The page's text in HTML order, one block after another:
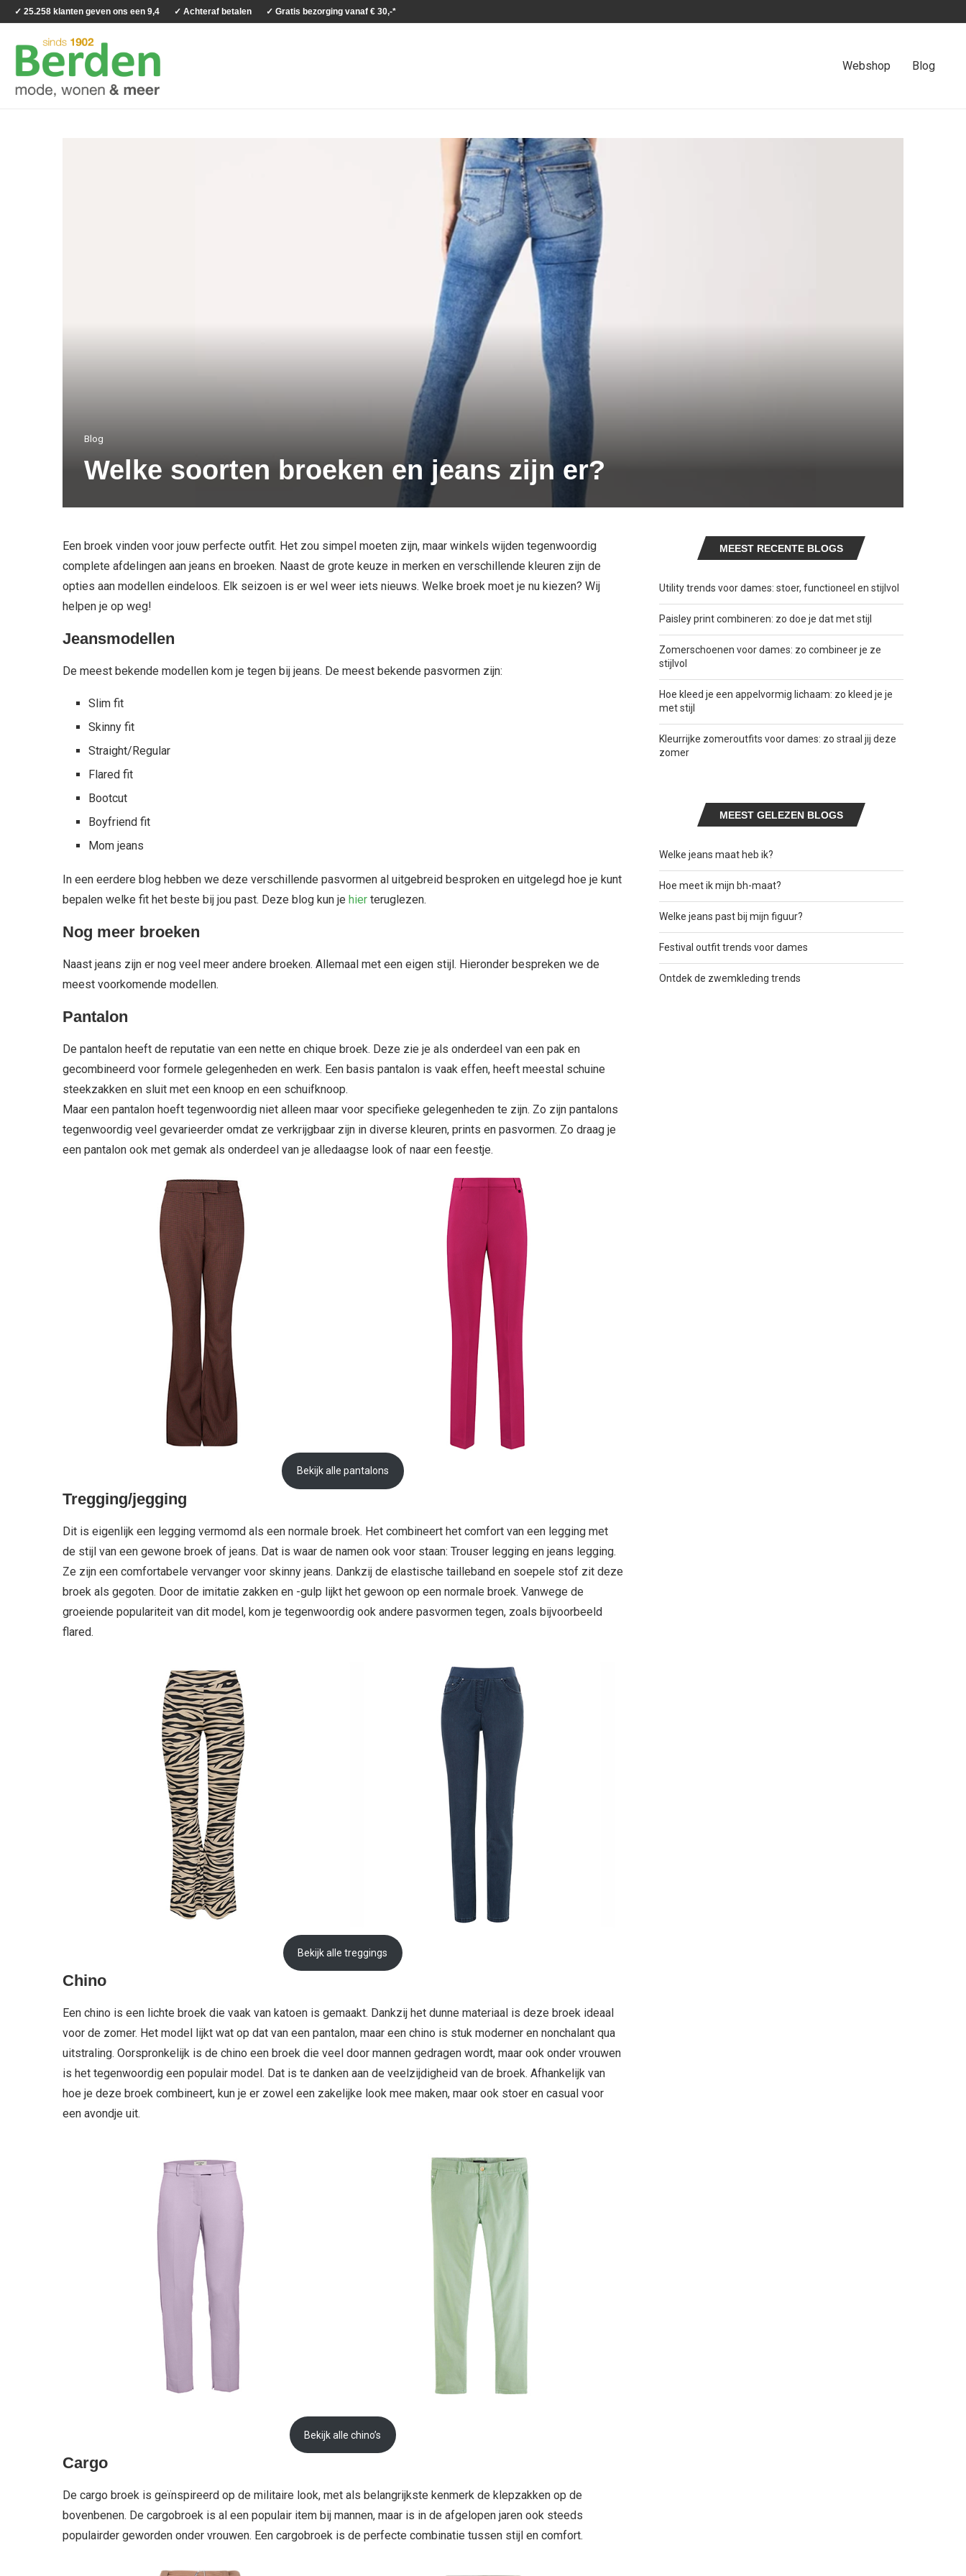
✓ 25.258 klanten geven ons een 9,4 ✓ Achteraf betalen ✓ Gratis bezorging vanaf € 30,-*
Webshop Blog
Blog
Welke soorten broeken en jeans zijn er?
Een broek vinden voor jouw perfecte outfit. Het zou simpel moeten zijn, maar winkels wijden tegenwoordig
complete afdelingen aan jeans en broeken. Naast de grote keuze in merken en verschillende kleuren zijn de
opties aan modellen eindeloos. Elk seizoen is er wel weer iets nieuws. Welke broek moet je nu kiezen? Wij
helpen je op weg!
Jeansmodellen
De meest bekende modellen kom je tegen bij jeans. De meest bekende pasvormen zijn:
Slim fit
Skinny fit
Straight/Regular
Flared fit
Bootcut
Boyfriend fit
Mom jeans
In een eerdere blog hebben we deze verschillende pasvormen al uitgebreid besproken en uitgelegd hoe je kunt
bepalen welke fit het beste bij jou past. Deze blog kun je hier teruglezen.
Nog meer broeken
Naast jeans zijn er nog veel meer andere broeken. Allemaal met een eigen stijl. Hieronder bespreken we de
meest voorkomende modellen.
Pantalon
De pantalon heeft de reputatie van een nette en chique broek. Deze zie je als onderdeel van een pak en
gecombineerd voor formele gelegenheden en werk. Een basis pantalon is vaak effen, heeft meestal schuine
steekzakken en sluit met een knoop en een schuifknoop.
Maar een pantalon hoeft tegenwoordig niet alleen maar voor specifieke gelegenheden te zijn. Zo zijn pantalons
tegenwoordig veel gevarieerder omdat ze verkrijgbaar zijn in diverse kleuren, prints en pasvormen. Zo draag je
een pantalon ook met gemak als onderdeel van je alledaagse look of naar een feestje.
Bekijk alle pantalons
Tregging/jegging
Dit is eigenlijk een legging vermomd als een normale broek. Het combineert het comfort van een legging met
de stijl van een gewone broek of jeans. Dat is waar de namen ook voor staan: Trouser legging en jeans legging.
Ze zijn een comfortabele vervanger voor skinny jeans. Dankzij de elastische tailleband en soepele stof zit deze
broek als gegoten. Door de imitatie zakken en -gulp lijkt het gewoon op een normale broek. Vanwege de
groeiende populariteit van dit model, kom je tegenwoordig ook andere pasvormen tegen, zoals bijvoorbeeld
flared.
Bekijk alle treggings
Chino
Een chino is een lichte broek die vaak van katoen is gemaakt. Dankzij het dunne materiaal is deze broek ideaal
voor de zomer. Het model lijkt wat op dat van een pantalon, maar een chino is stuk moderner en nonchalant qua
uitstraling. Oorspronkelijk is de chino een broek die veel door mannen gedragen wordt, maar ook onder vrouwen
is het tegenwoordig een populair model. Dat is te danken aan de veelzijdigheid van de broek. Afhankelijk van
hoe je deze broek combineert, kun je er zowel een zakelijke look mee maken, maar ook stoer en casual voor
een avondje uit.
Bekijk alle chino’s
Cargo
De cargo broek is geïnspireerd op de militaire look, met als belangrijkste kenmerk de klepzakken op de
bovenbenen. De cargobroek is al een populair item bij mannen, maar is in de afgelopen jaren ook steeds
populairder geworden onder vrouwen. Een cargobroek is de perfecte combinatie tussen stijl en comfort.
MEEST RECENTE BLOGS
Utility trends voor dames: stoer, functioneel en stijlvol
Paisley print combineren: zo doe je dat met stijl
Zomerschoenen voor dames: zo combineer je ze
stijlvol
Hoe kleed je een appelvormig lichaam: zo kleed je je
met stijl
Kleurrijke zomeroutfits voor dames: zo straal jij deze
zomer
MEEST GELEZEN BLOGS
Welke jeans maat heb ik?
Hoe meet ik mijn bh-maat?
Welke jeans past bij mijn figuur?
Festival outfit trends voor dames
Ontdek de zwemkleding trends